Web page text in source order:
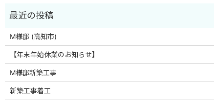
M様邸 (高知市)
【年末年始休業のお知らせ】
M様邸新築工事
新築工事着工